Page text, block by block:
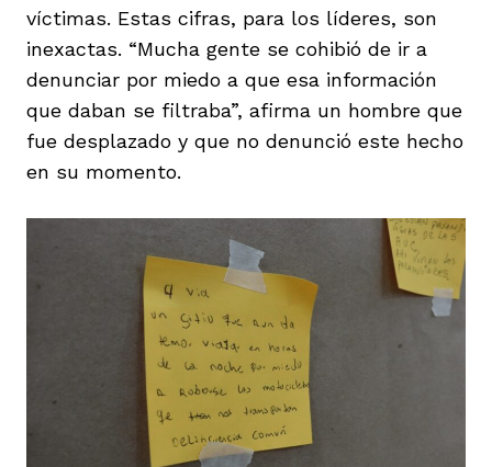
víctimas. Estas cifras, para los líderes, son
inexactas. “Mucha gente se cohibió de ir a
denunciar por miedo a que esa información
que daban se filtraba”, afirma un hombre que
fue desplazado y que no denunció este hecho
en su momento.